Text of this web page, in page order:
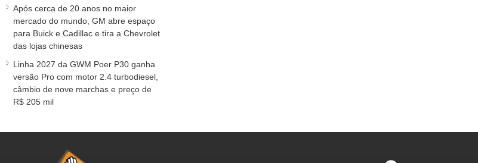
Após cerca de 20 anos no maior
mercado do mundo, GM abre espaço
para Buick e Cadillac e tira a Chevrolet
das lojas chinesas
Linha 2027 da GWM Poer P30 ganha
versão Pro com motor 2.4 turbodiesel,
câmbio de nove marchas e preço de
R$ 205 mil